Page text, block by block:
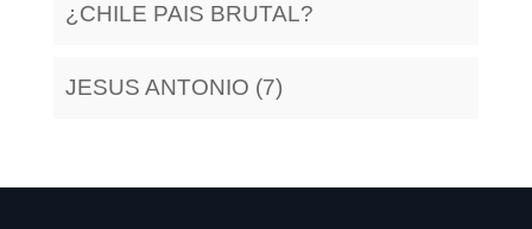
¿CHILE PAIS BRUTAL?
JESUS ANTONIO (7)